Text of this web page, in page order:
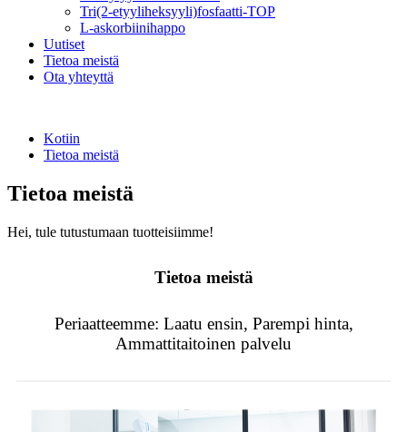
Tri(2-etyyliheksyyli)fosfaatti-TOP
L-askorbiinihappo
Uutiset
Tietoa meistä
Ota yhteyttä
Kotiin
Tietoa meistä
Tietoa meistä
Hei, tule tutustumaan tuotteisiimme!
Tietoa meistä
Periaatteemme: Laatu ensin, Parempi hinta,
Ammattitaitoinen palvelu